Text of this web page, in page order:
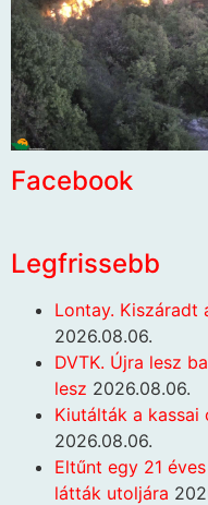
Facebook
Legfrissebb
Lontay. Kiszáradt
2026.08.06.
DVTK. Újra lesz
lesz 2026.08.06.
Kiutálták a kassai
2026.08.06.
Eltűnt egy 21
látták utoljára